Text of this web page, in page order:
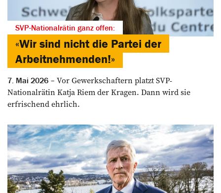
SVP-Nationalrätin ganz offen:
«Wir sind nicht die Partei der
Arbeitnehmenden!»
7. Mai 2026
Vor Gewerkschaftern platzt SVP-
Nationalrätin Katja Riem der Kragen. Dann wird sie
erfrischend ehrlich.